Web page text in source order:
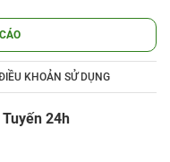
KHOẢN SỬ DỤNG
24h